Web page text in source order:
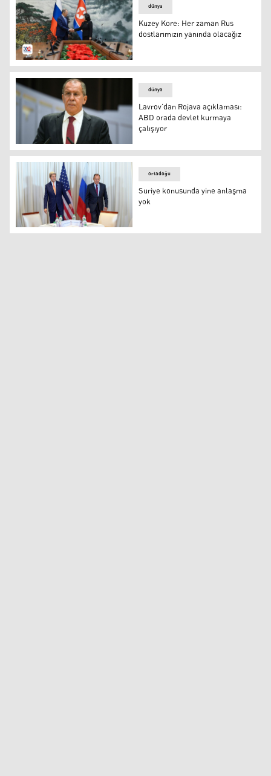
Rusya Dışişleri Bakanı Sergey Lavrov ve Kuzey Kore
dünya
Kuzey Kore: Her zaman Rus
dostlarımızın yanında olacağız
Rusya Dışişleri Bakanı Sergey Lavrov
dünya
Lavrov’dan Rojava açıklaması:
ABD orada devlet kurmaya
çalışıyor
Suriye konusunda yine anlaşma yok
ortadoğu
Suriye konusunda yine anlaşma
yok